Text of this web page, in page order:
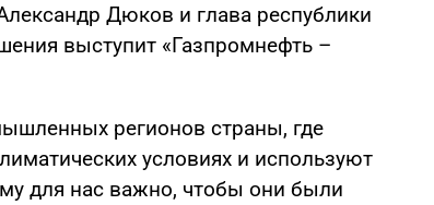
Дюков и глава республики
выступит «Газпромнефть –
регионов страны, где
условиях и используют
для нас важно, чтобы они были